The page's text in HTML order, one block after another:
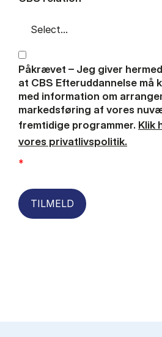
Påkrævet – Jeg giver
at CBS Efteruddannelse må
med information om
markedsføring af vores
fremtidige programmer. Klik
vores privatlivspolitik.
*
TILMELD